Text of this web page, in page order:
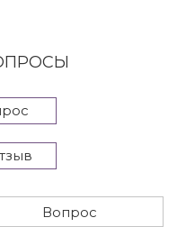
Вопрос